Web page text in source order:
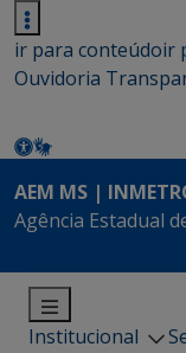
ir para conteúdoir
Ouvidoria
AEM MS |
Agência Estadual
Institucional